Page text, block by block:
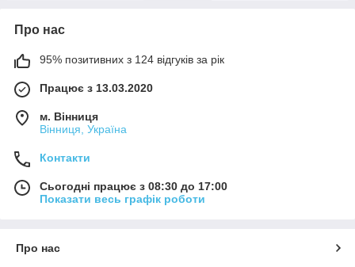
Про нас
95% позитивних з 124 відгуків за рік
Працює з 13.03.2020
м. Вінниця
Вінниця, Україна
Контакти
Сьогодні працює з 08:30 до 17:00
Показати весь графік роботи
Про нас